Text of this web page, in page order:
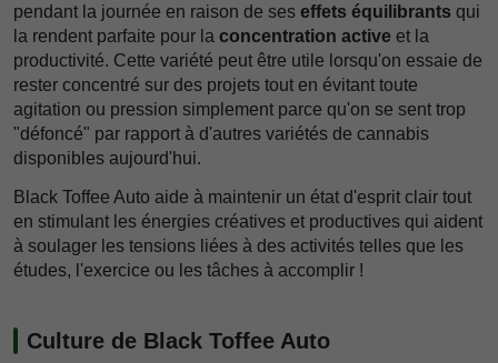
pendant la journée en raison de ses effets équilibrants qui
la rendent parfaite pour la concentration active et la
productivité. Cette variété peut être utile lorsqu'on essaie de
rester concentré sur des projets tout en évitant toute
agitation ou pression simplement parce qu'on se sent trop
"défoncé" par rapport à d'autres variétés de cannabis
disponibles aujourd'hui.
Black Toffee Auto aide à maintenir un état d'esprit clair tout
en stimulant les énergies créatives et productives qui aident
à soulager les tensions liées à des activités telles que les
études, l'exercice ou les tâches à accomplir !
Culture de Black Toffee Auto